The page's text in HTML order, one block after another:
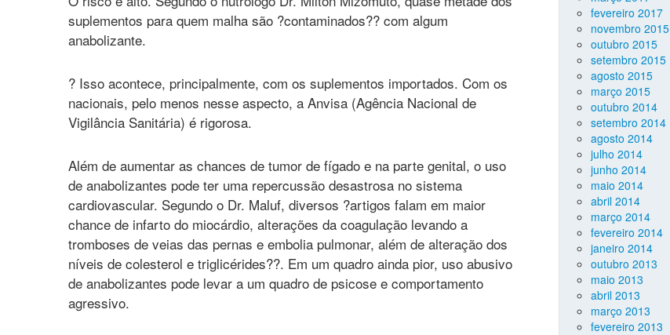
suplementos para quem malha são ?contaminados?? com algum
anabolizante.
? Isso acontece, principalmente, com os suplementos importados. Com os
nacionais, pelo menos nesse aspecto, a Anvisa (Agência Nacional de
Vigilância Sanitária) é rigorosa.
Além de aumentar as chances de tumor de fígado e na parte genital, o uso
de anabolizantes pode ter uma repercussão desastrosa no sistema
cardiovascular. Segundo o Dr. Maluf, diversos ?artigos falam em maior
chance de infarto do miocárdio, alterações da coagulação levando a
tromboses de veias das pernas e embolia pulmonar, além de alteração dos
níveis de colesterol e triglicérides??. Em um quadro ainda pior, uso abusivo
de anabolizantes pode levar a um quadro de psicose e comportamento
agressivo.
fevereiro 2017
novembro 2015
outubro 2015
setembro 2015
agosto 2015
março 2015
outubro 2014
setembro 2014
agosto 2014
julho 2014
junho 2014
maio 2014
abril 2014
março 2014
fevereiro 2014
janeiro 2014
outubro 2013
maio 2013
abril 2013
março 2013
fevereiro 2013